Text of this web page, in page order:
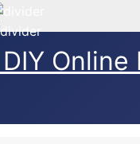
Online